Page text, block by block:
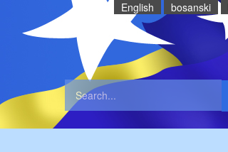
English bosanski